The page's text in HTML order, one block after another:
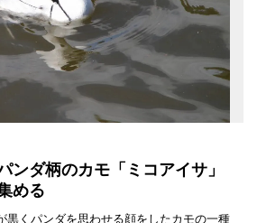
ンダ柄のカモ「ミコアイサ」
める
黒くパンダを思わせる顔をしたカモの一種